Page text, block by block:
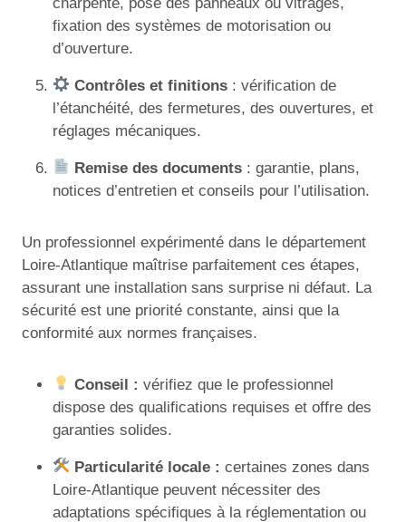
fixation des systèmes de motorisation ou
d’ouverture.
Contrôles et finitions : vérification de
l’étanchéité, des fermetures, des ouvertures, et
réglages mécaniques.
Remise des documents : garantie, plans,
notices d’entretien et conseils pour l’utilisation.
Un professionnel expérimenté dans le département
Loire-Atlantique maîtrise parfaitement ces étapes,
assurant une installation sans surprise ni défaut. La
sécurité est une priorité constante, ainsi que la
conformité aux normes françaises.
Conseil : vérifiez que le professionnel
dispose des qualifications requises et offre des
garanties solides.
Particularité locale : certaines zones dans
Loire-Atlantique peuvent nécessiter des
adaptations spécifiques à la réglementation ou